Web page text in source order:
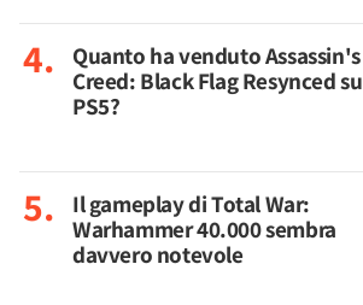
Quanto ha venduto Assassin's
Creed: Black Flag Resynced su
PS5?
Il gameplay di Total War:
Warhammer 40.000 sembra
davvero notevole